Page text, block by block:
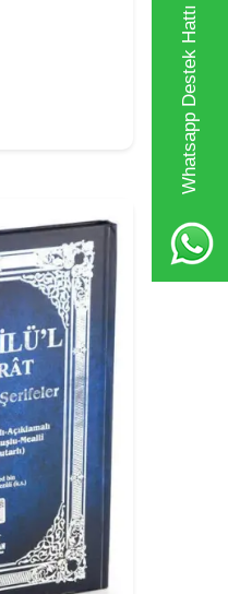
Whatsapp Destek Hattı